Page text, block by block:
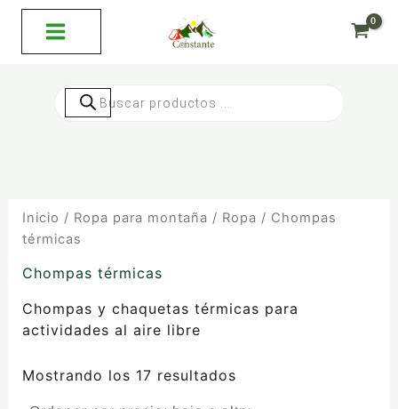
contenido
Búsqueda
productos
Inicio / Ropa para montaña / Ropa / Chompas
térmicas
Chompas térmicas
Chompas y chaquetas térmicas para
actividades al aire libre
Mostrando los 17 resultados